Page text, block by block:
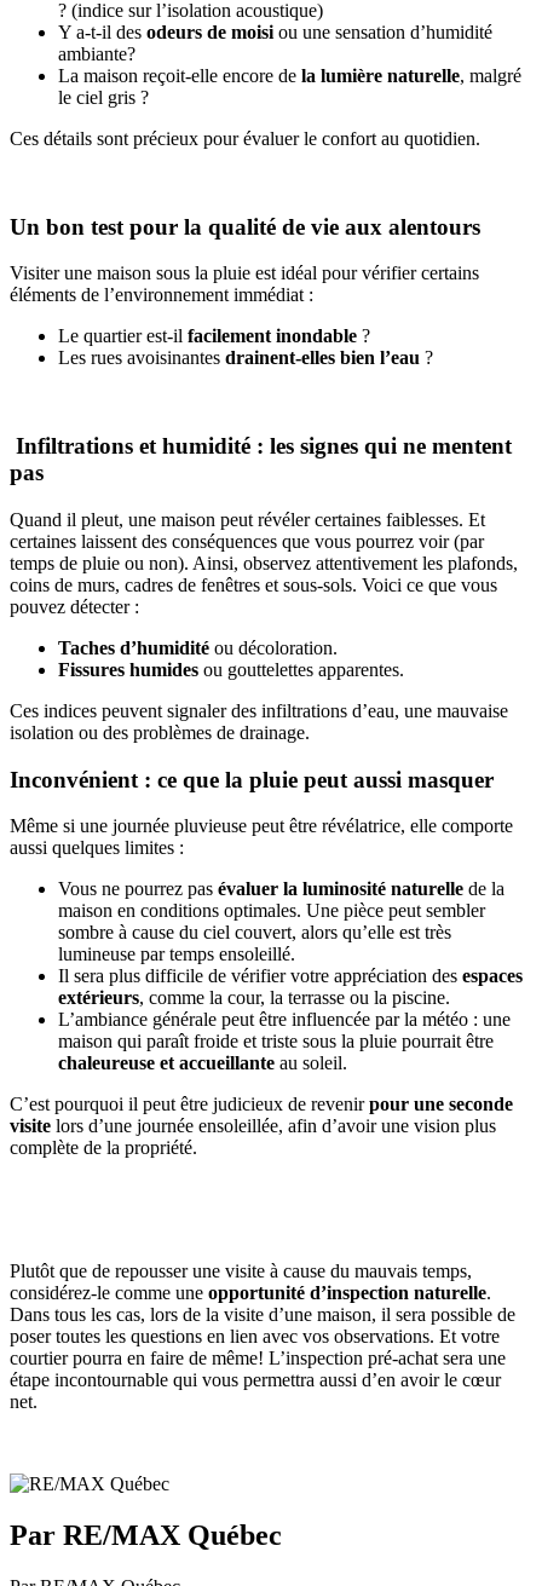
? (indice sur l’isolation acoustique)
Y a-t-il des odeurs de moisi ou une sensation d’humidité
ambiante?
La maison reçoit-elle encore de la lumière naturelle, malgré
le ciel gris ?
Ces détails sont précieux pour évaluer le confort au quotidien.
Un bon test pour la qualité de vie aux alentours
Visiter une maison sous la pluie est idéal pour vérifier certains
éléments de l’environnement immédiat :
Le quartier est-il facilement inondable ?
Les rues avoisinantes drainent-elles bien l’eau ?
Infiltrations et humidité : les signes qui ne mentent
pas
Quand il pleut, une maison peut révéler certaines faiblesses. Et
certaines laissent des conséquences que vous pourrez voir (par
temps de pluie ou non). Ainsi, observez attentivement les plafonds,
coins de murs, cadres de fenêtres et sous-sols. Voici ce que vous
pouvez détecter :
Taches d’humidité ou décoloration.
Fissures humides ou gouttelettes apparentes.
Ces indices peuvent signaler des infiltrations d’eau, une mauvaise
isolation ou des problèmes de drainage.
Inconvénient : ce que la pluie peut aussi masquer
Même si une journée pluvieuse peut être révélatrice, elle comporte
aussi quelques limites :
Vous ne pourrez pas évaluer la luminosité naturelle de la
maison en conditions optimales. Une pièce peut sembler
sombre à cause du ciel couvert, alors qu’elle est très
lumineuse par temps ensoleillé.
Il sera plus difficile de vérifier votre appréciation des espaces
extérieurs, comme la cour, la terrasse ou la piscine.
L’ambiance générale peut être influencée par la météo : une
maison qui paraît froide et triste sous la pluie pourrait être
chaleureuse et accueillante au soleil.
C’est pourquoi il peut être judicieux de revenirpour une seconde
visite lors d’une journée ensoleillée, afin d’avoir une vision plus
complète de la propriété.
Plutôt que de repousser une visite à cause du mauvais temps,
considérez-le comme une opportunité d’inspection naturelle.
Dans tous les cas, lors de la visite d’une maison, il sera possible de
poser toutes les questions en lien avec vos observations. Et votre
courtier pourra en faire de même! L’inspection pré-achat sera une
étape incontournable qui vous permettra aussi d’en avoir le cœur
net.
Par RE/MAX Québec